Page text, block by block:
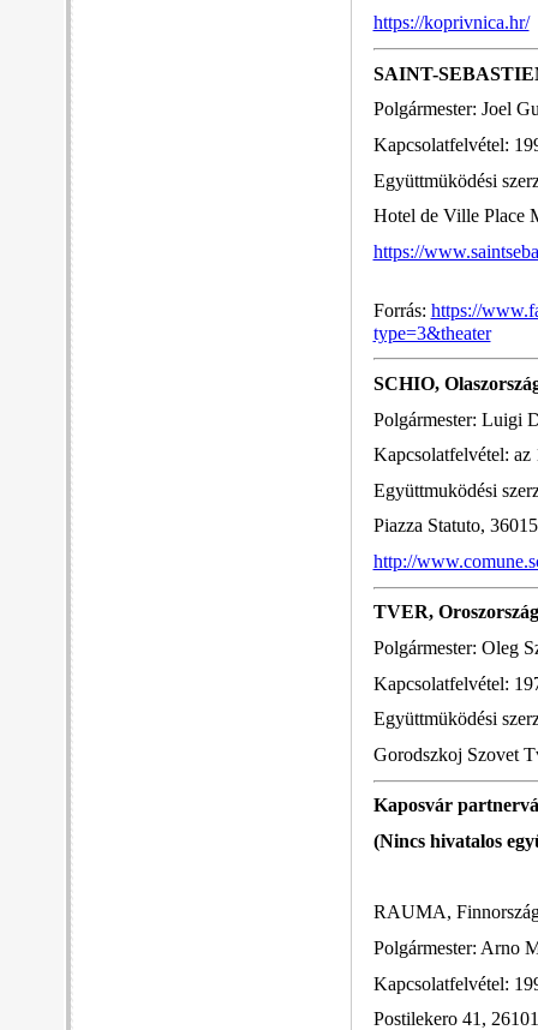
https://koprivnica.hr/
SAINT-
Polgármester: Joel
Kapcsolatfelvétel:
Együttmüködési
Hotel de Ville Place
https://
Forrás: https://
type=3&theater
SCHIO,
Polgármester: Luigi
Kapcsolatfelvétel: az
Együttmuködési
Piazza Statuto,
http://
TVER, Oroszország
Polgármester: Oleg
Kapcsolatfelvétel:
Együttmüködési
Gorodszkoj Szovet
Kaposvár
(Nincs hivatalos
RAUMA,
Polgármester: Arno
Kapcsolatfelvétel:
Postilekero 41,